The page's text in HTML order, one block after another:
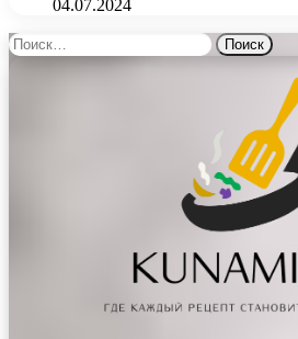
04.07.2024
Найти: